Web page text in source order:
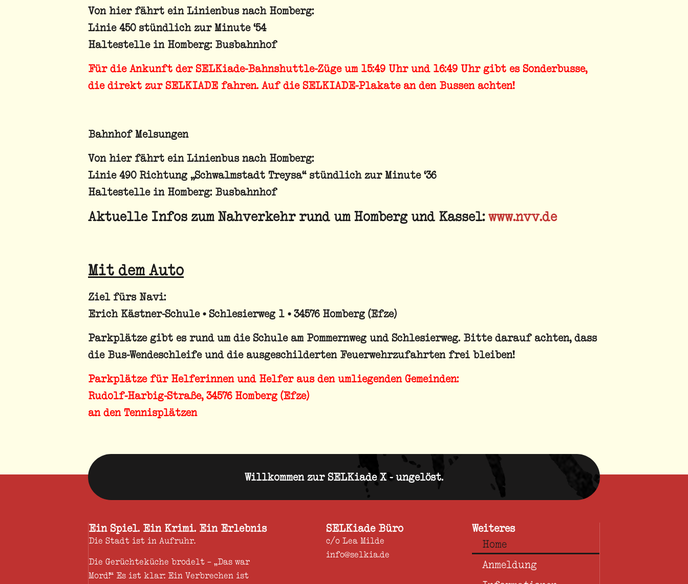
Von hier fährt ein Linienbus nach Homberg:
Linie 450 stündlich zur Minute ‘54
Haltestelle in Homberg: Busbahnhof
Für die Ankunft der SELKiade-Bahnshuttle-Zügeum 15:49 Uhrund 16:49 Uhrgibt es Sonderbusse,
die direkt zur SELKIADE fahren. Auf die SELKIADE-Plakate an den Bussen achten!
Bahnhof Melsungen
Von hier fährt ein Linienbus nach Homberg:
Linie 490 Richtung „Schwalmstadt Treysa“ stündlich zur Minute ‘36
Haltestelle in Homberg: Busbahnhof
Aktuelle Infos zum Nahverkehr rund um Homberg und Kassel:www.nvv.de
Mit dem Auto
Ziel fürs Navi:
Erich Kästner-Schule • Schlesierweg 1 • 34576 Homberg (Efze)
Parkplätzegibt es rund um die Schule am Pommernweg und Schlesierweg. Bitte darauf achten, dass
die Bus-Wendeschleife und die ausgeschilderten Feuerwehrzufahrten frei bleiben!
Parkplätze für Helferinnen und Helferaus den umliegenden Gemeinden:
Rudolf-Harbig-Straße, 34576 Homberg (Efze)
an den Tennisplätzen
Willkommen zur SELKiade X - ungelöst.
Ein Spiel. Ein Krimi. Ein Erlebnis
Die Stadt ist in Aufruhr.
Die Gerüchteküche brodelt – „Das war
Mord!“ Es ist klar: Ein Verbrechen ist
SELKiade Büro
c/o Lea Milde
info@selkia.de
Weiteres
Home
Anmeldung